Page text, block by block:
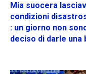
Mia suocera
condizioni
: un giorno non
deciso di darle una